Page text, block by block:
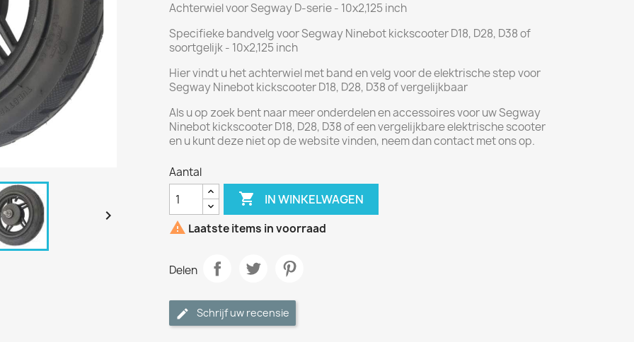

Achterwiel voor Segway D-serie - 10x2,125 inch
Specifieke bandvelg voor Segway Ninebot kickscooter D18, D28, D38 of
soortgelijk - 10x2,125 inch
Hier vindt u het achterwiel met band en velg voor de elektrische step voor
Segway Ninebot kickscooter D18, D28, D38 of vergelijkbaar
Als u op zoek bent naar meer onderdelen en accessoires voor uw Segway
Ninebot kickscooter D18, D28, D38 of een vergelijkbare elektrische scooter
en u kunt deze niet op de website vinden, neem dan contact met ons op.
Aantal
 IN WINKELWAGEN
 Laatste items in voorraad
Delen
Schrijf uw recensie